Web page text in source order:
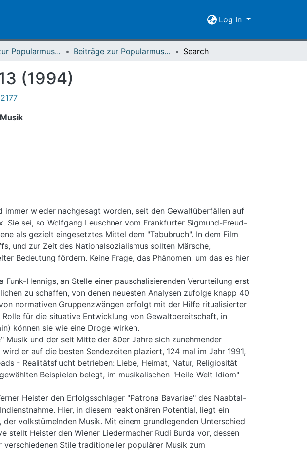
Log In
Beiträge zur Popularmusikforschung Beiträge zur Popularmusikforschung 13 (1994) Search
(1994)
immer wieder nachgesagt worden, seit den Gewaltüberfällen auf
Sie sei, so Wolfgang Leuschner vom Frankfurter Sigmund-Freud-
als gezielt eingesetztes Mittel dem "Tabubruch". In dem Film
und zur Zeit des Nationalsozialismus sollten Märsche,
Bedeutung fördern. Keine Frage, das Phänomen, um das es hier
Hennigs, an Stelle einer pauschalisierenden Verurteilung erst
zu schaffen, von denen neuesten Analysen zufolge knapp 40
normativen Gruppenzwängen erfolgt mit der Hilfe ritualisierter
für die situative Entwicklung von Gewaltbereitschaft, in
können sie wie eine Droge wirken.
Musik und der seit Mitte der 80er Jahre sich zunehmender
er auf die besten Sendezeiten plaziert, 124 mal im Jahr 1991,
- Realitätsflucht betrieben: Liebe, Heimat, Natur, Religiosität
Beispielen belegt, im musikalischen "Heile-Welt-Idiom"
Heister den Erfolgsschlager "Patrona Bavariae" des Naabtal-
Hier, in diesem reaktionären Potential, liegt ein
volkstümelnden Musik. Mit einem grundlegenden Unterschied
Heister den Wiener Liedermacher Rudi Burda vor, dessen
Stile traditioneller populärer Musik zum